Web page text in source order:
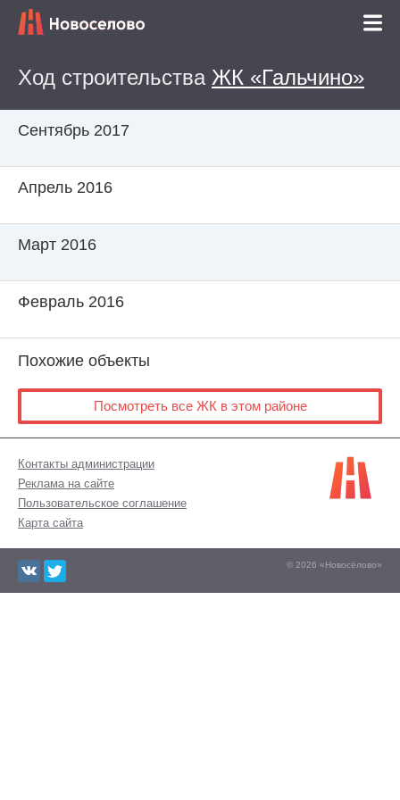
Ход строительства ЖК «Гальчино»
Сентябрь 2017
Апрель 2016
Март 2016
Февраль 2016
Похожие объекты
Посмотреть все ЖК в этом районе
Контакты администрации
Реклама на сайте
Пользовательское соглашение
Карта сайта
© 2026 «Новосёлово»